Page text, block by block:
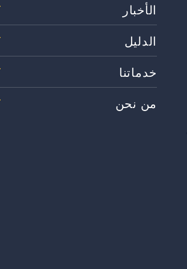
الأخبار
الدليل
خدماتنا
من نحن